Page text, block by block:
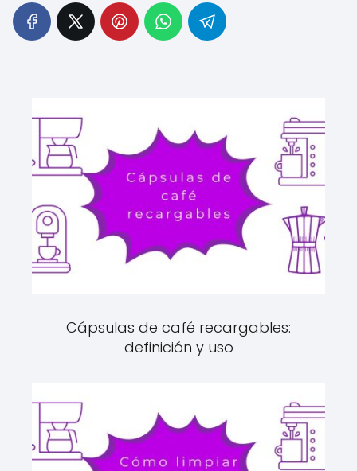
Cápsulas de café recargables:
definición y uso